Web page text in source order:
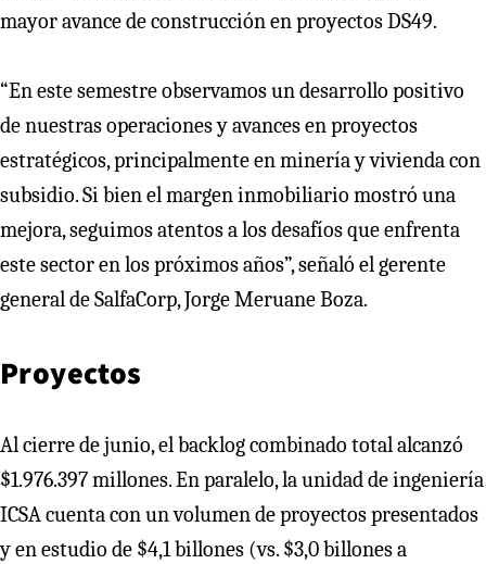
mayor avance de construcción en proyectos DS49.
“En este semestre observamos un desarrollo positivo
de nuestras operaciones y avances en proyectos
estratégicos, principalmente en minería y vivienda con
subsidio. Si bien el margen inmobiliario mostró una
mejora, seguimos atentos a los desafíos que enfrenta
este sector en los próximos años”, señaló el gerente
general de SalfaCorp, Jorge Meruane Boza.
Proyectos
Al cierre de junio, el backlog combinado total alcanzó
$1.976.397 millones. En paralelo, la unidad de ingeniería
ICSA cuenta con un volumen de proyectos presentados
y en estudio de $4,1 billones (vs. $3,0 billones a